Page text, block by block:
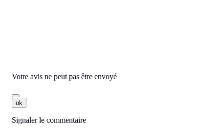
Votre avis ne peut pas être envoyé
ok
Signaler le commentaire